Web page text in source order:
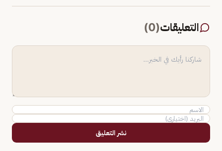
التعليقات(
0
)
نشر التعليق